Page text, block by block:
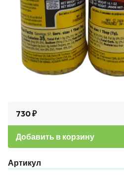
730 ₽
Добавить в корзину
Артикул